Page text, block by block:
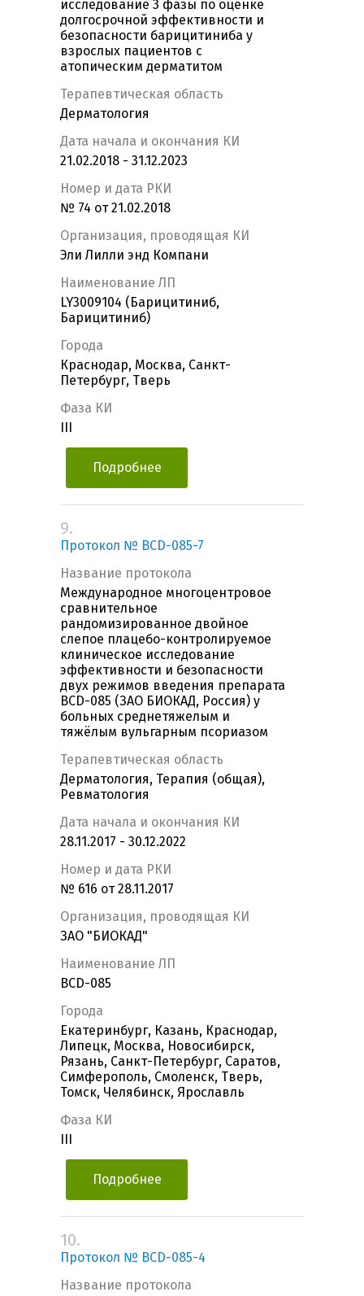
исследование 3 фазы по оценке
долгосрочной эффективности и
безопасности барицитиниба у
взрослых пациентов с
атопическим дерматитом
Терапевтическая область
Дерматология
Дата начала и окончания КИ
21.02.2018 - 31.12.2023
Номер и дата РКИ
№ 74 от 21.02.2018
Организация, проводящая КИ
Эли Лилли энд Компани
Наименование ЛП
LY3009104 (Барицитиниб,
Барицитиниб)
Города
Краснодар, Москва, Санкт-
Петербург, Тверь
Фаза КИ
Подробнее
9.
Протокол № BCD-085-7
Название протокола
Международное многоцентровое
сравнительное
рандомизированное двойное
слепое плацебо-контролируемое
клиническое исследование
эффективности и безопасности
двух режимов введения препарата
BCD-085 (ЗАО БИОКАД, Россия) у
больных среднетяжелым и
тяжёлым вульгарным псориазом
Терапевтическая область
Дерматология, Терапия (общая),
Ревматология
Дата начала и окончания КИ
28.11.2017 - 30.12.2022
Номер и дата РКИ
№ 616 от 28.11.2017
Организация, проводящая КИ
ЗАО "БИОКАД"
Наименование ЛП
BCD-085
Города
Екатеринбург, Казань, Краснодар,
Липецк, Москва, Новосибирск,
Рязань, Санкт-Петербург, Саратов,
Симферополь, Смоленск, Тверь,
Томск, Челябинск, Ярославль
Фаза КИ
Подробнее
10.
Протокол № BCD-085-4
Название протокола